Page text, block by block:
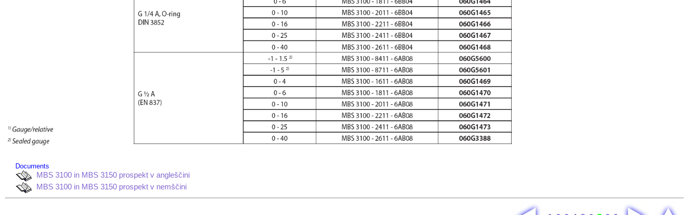
Documents
MBS 3100 in MBS 3150 prospekt v angleščini
MBS 3100 in MBS 3150 prospekt v nemščini